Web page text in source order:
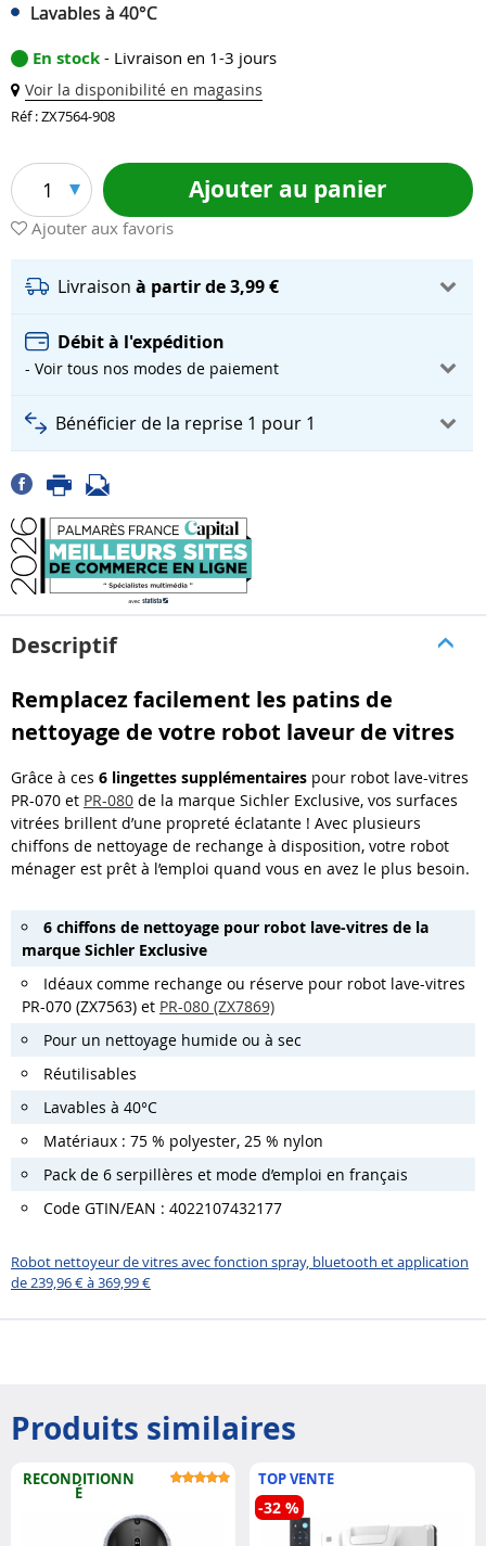
Lavables à 40°C
En stock - Livraison en 1-3 jours
Voir la disponibilité en magasins
Réf : ZX7564-908
1 Ajouter au panier
Ajouter aux favoris
Livraison à partir de 3,99 €
Débit à l'expédition
- Voir tous nos modes de paiement
Bénéficier de la reprise 1 pour 1
Descriptif
Remplacez facilement les patins de
nettoyage de votre robot laveur de vitres
Grâce à ces 6 lingettes supplémentaires pour robot lave-vitres
PR-070 et PR-080 de la marque Sichler Exclusive, vos surfaces
vitrées brillent d’une propreté éclatante ! Avec plusieurs
chiffons de nettoyage de rechange à disposition, votre robot
ménager est prêt à l’emploi quand vous en avez le plus besoin.
6 chiffons de nettoyage pour robot lave-vitres de la
marque Sichler Exclusive
Idéaux comme rechange ou réserve pour robot lave-vitres
PR-070 (ZX7563) et PR-080 (ZX7869)
Pour un nettoyage humide ou à sec
Réutilisables
Lavables à 40°C
Matériaux : 75 % polyester, 25 % nylon
Pack de 6 serpillères et mode d’emploi en français
Code GTIN/EAN : 4022107432177
Robot nettoyeur de vitres avec fonction spray, bluetooth et application
de 239,96 € à 369,99 €
Produits similaires
RECONDITIONN
É
TOP VENTE
-32 %